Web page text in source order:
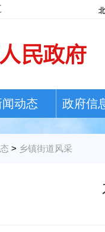
闻动态 政府信
> 乡镇街道风采